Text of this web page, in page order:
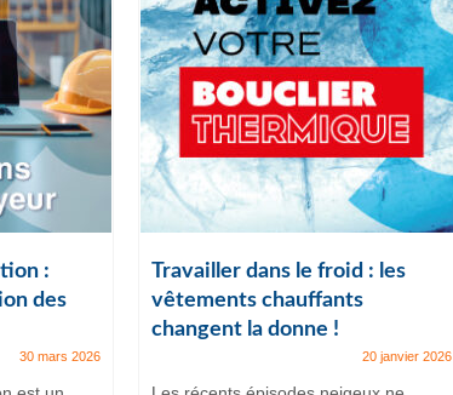
:
des
30 mars 2026
Travailler dans le froid : les
vêtements chauffants
changent la donne !
20 janvier 2026